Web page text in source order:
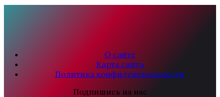
О сайте
Карта сайта
Политика конфиденциальности
Подпишись на нас